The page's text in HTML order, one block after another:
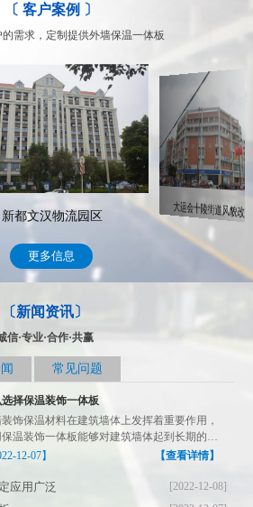
〔 客户案例 〕
需求，定制提供外墙保温一体板
新都文汉物流园区 大运会十陵街道风貌改造
更多信息
〔新闻资讯〕
信·专业·合作·共赢
常见问题
择保温装饰一体板
饰保温材料在建筑墙体上发挥着重要作用，
温装饰一体板能够对建筑墙体起到长期的保
饰作用，在...
12-07】 【查看详情】
[2022-12-08]
应用广泛